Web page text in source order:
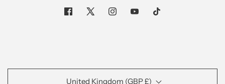
United Kingdom (GBP £)